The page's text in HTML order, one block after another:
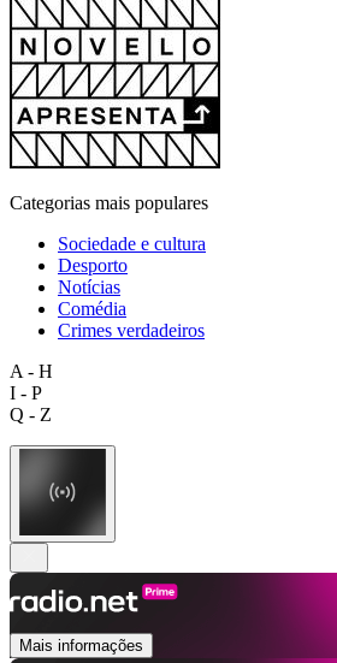
Categorias mais populares
Sociedade e cultura
Desporto
Notícias
Comédia
Crimes verdadeiros
A - H
I - P
Q - Z
Mais informações